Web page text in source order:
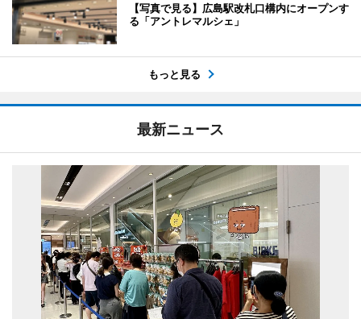
【写真で見る】広島駅改札口構内にオープンす
る「アントレマルシェ」
もっと見る
最新ニュース